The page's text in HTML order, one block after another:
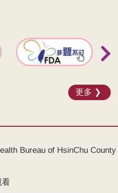
更多
Bureau of HsinChu County
看